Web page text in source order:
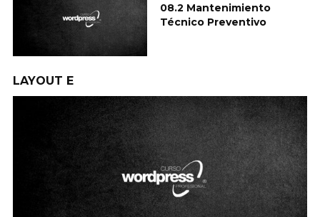
08.2 Mantenimiento
Técnico Preventivo
LAYOUT E